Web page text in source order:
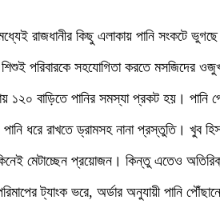
রাজধানীর কিছু এলাকায় পানি সংকটে ভুগছে
পরিবারকে সহযোগিতা করতে মসজিদের
১২০ বাড়িতে পানির সমস্যা প্রকট হয়। পানি
পানি ধরে রাখতে ড্রামসহ নানা প্রস্তুতি। খুব
কিনেই মেটাচ্ছেন প্রয়োজন। কিন্তু এতেও
ট্যাংক ভরে, অর্ডার অনুযায়ী পানি